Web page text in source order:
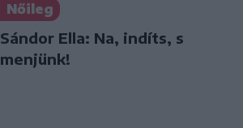
Nőileg
Sándor Ella: Na, indíts, s
menjünk!